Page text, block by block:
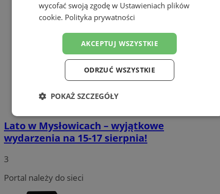
Lato w Mysłowicach – wyjątkowe
wydarzenia na 15-17 sierpnia!
3
Portal należy do sieci
wycofać swoją zgodę w Ustawieniach plików
cookie. Polityka prywatności
AKCEPTUJ WSZYSTKIE
ODRZUĆ WSZYSTKIE
POKAŻ SZCZEGÓŁY
Niezbędne Wydajność Targetowanie